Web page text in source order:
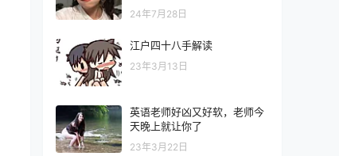
24年7月28日
江户四十八手解读
23年3月13日
英语老师好凶又好软，老师今
天晚上就让你了
23年3月22日